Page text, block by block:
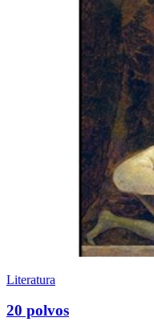
Literatura
20 polvos